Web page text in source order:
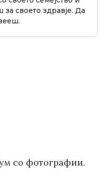
своето здравје. Да
со фотографии.